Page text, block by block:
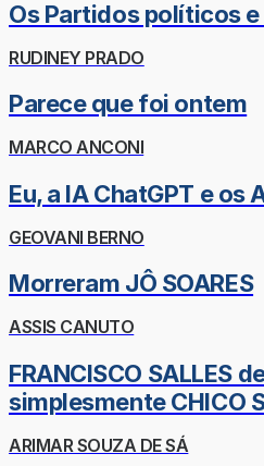
Os Partidos políticos e
RUDINEY PRADO
Parece que foi ontem
MARCO ANCONI
Eu, a IA ChatGPT e os
GEOVANI BERNO
Morreram JÔ SOARES
ASSIS CANUTO
FRANCISCO SALLES
simplesmente CHICO
ARIMAR SOUZA DE SÁ